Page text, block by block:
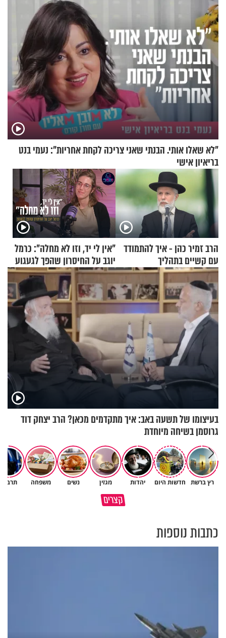
"לא שאלו אותי. הבנתי שאני צריכה לקחת אחריות": נעמי בנט
בריאיון אישי
הרב זמיר כהן - איך להתמודד
עם קשיים בתהליך
ההתחזקות?
"אין לי יד, וזו לא מחלה": כרמל
יוגב על החיסרון שהפך לגעגוע
בעיצומו של תשעה באב: איך מתקדמים מכאן? הרב יצחק דוד
גרוסמן בשיחה מיוחדת
רץ ברשת חדשות היום יהדות מגזין נשים משפחה תרבות
קצרים
ישראל שטרן תופעת הגמגום
שעמה הוא מתמודד ועל הרגע
האמונה האמיתית בבורא עולם
כתבות נוספות